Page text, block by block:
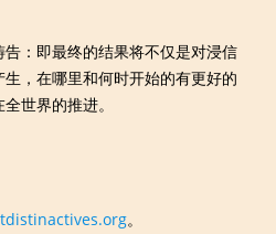
：即最终的结果将不仅是对浸信
，在哪里和何时开始的有更好的
世界的推进。
。